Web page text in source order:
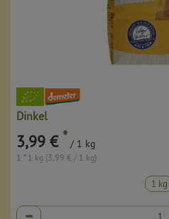
Dinkel
3,99 € * / 1 kg
1 * 1 kg (3,99 € / 1 kg)
1 kg
Anzahl